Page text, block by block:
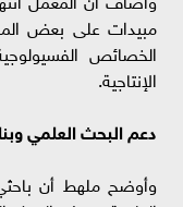
مبيدات على بعض
الخصائص
الإنتاجية.
دعم البحث العلمي
وأوضح ملهط أن